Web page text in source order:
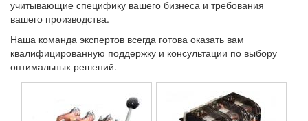
учитывающие специфику вашего бизнеса и требования
вашего производства.
Наша команда экспертов всегда готова оказать вам
квалифицированную поддержку и консультации по выбору
оптимальных решений.